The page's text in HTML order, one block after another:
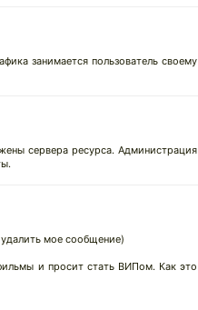
занимается пользователь своему
сервера ресурса. Администрация
мое сообщение)
и просит стать ВИПом. Как это